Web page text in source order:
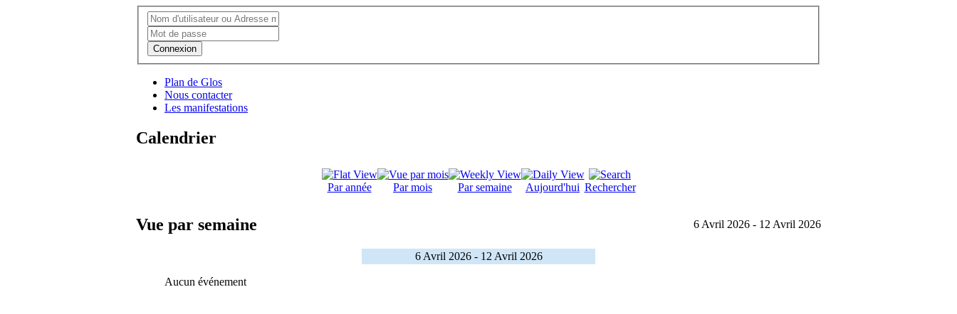
Connexion
Plan de Glos
Nous contacter
Les manifestations
Calendrier
Par année Par mois Par semaine Aujourd'hui Rechercher
Vue par semaine 6 Avril 2026 - 12 Avril 2026
6 Avril 2026 - 12 Avril 2026
Aucun événement